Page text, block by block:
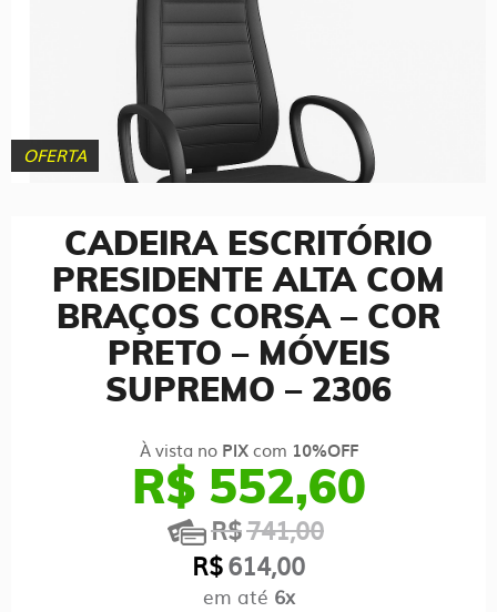
OFERTA
CADEIRA ESCRITÓRIO
PRESIDENTE ALTA COM
BRAÇOS CORSA – COR
PRETO – MÓVEIS
SUPREMO – 2306
À vista no PIXcom 10%OFF
R$ 552,60
R$741,00
R$614,00
O
em até 6x